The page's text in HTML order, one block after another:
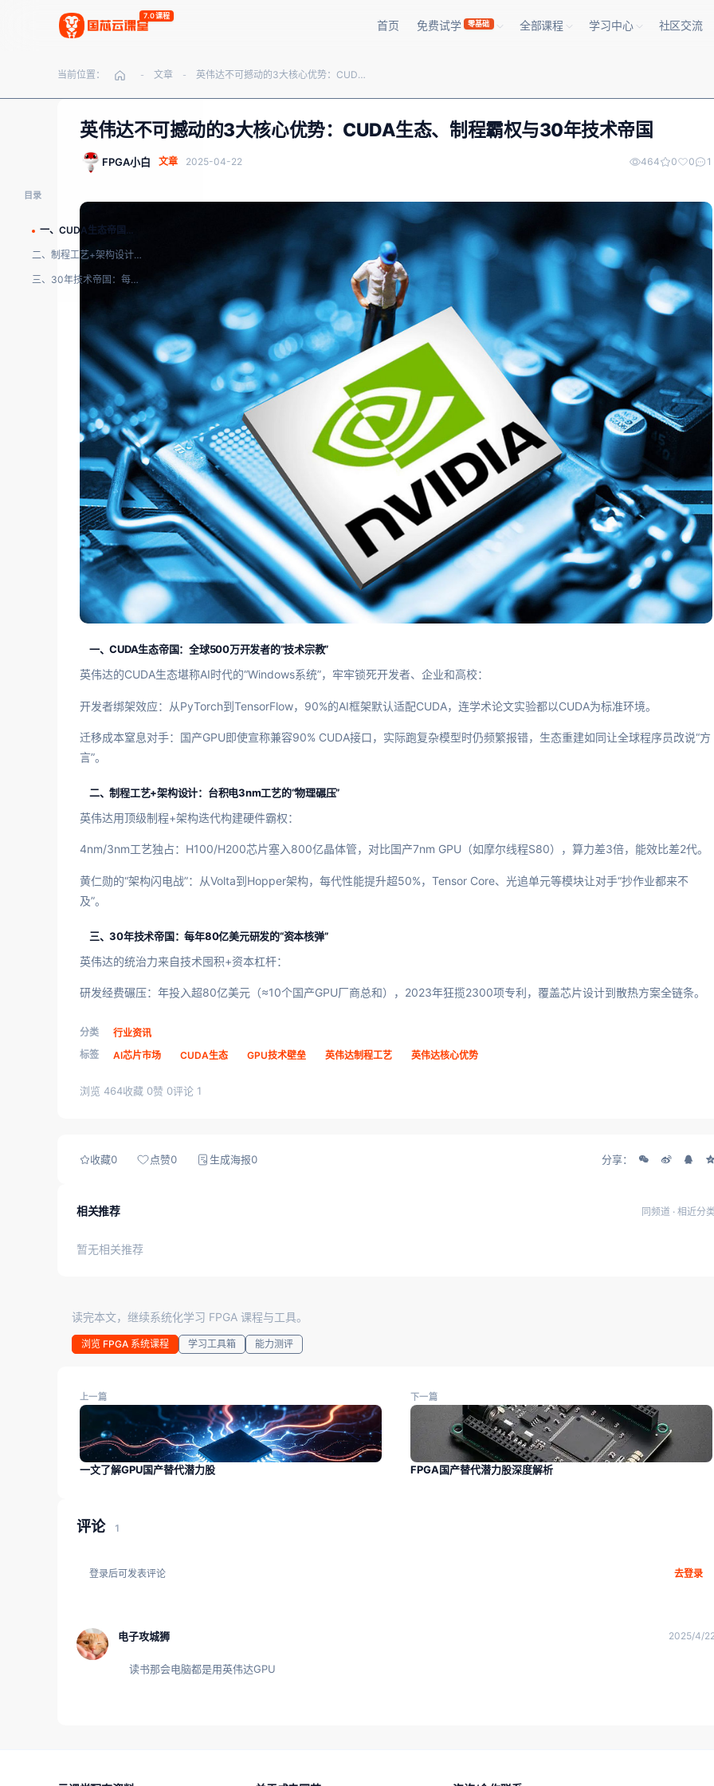
7.0课程
首页 免费试学 零基础 全部课程 学习中心 社区交流
当前位置： - 文章 - 英伟达不可撼动的3大核心优势：CUDA生态、制程霸权与30年技术帝国
英伟达不可撼动的3大核心优势：CUDA生态、制程霸权与30年技术帝国
FPGA小白 文章 2025-04-22 464 0 0 1
目录
一、CUDA生态帝国：全球500万开发者的“技术宗教”
二、制程工艺+架构设计：台积电3nm工艺的“物理碾压”
三、30年技术帝国：每年80亿美元研发的“资本核弹”
一、CUDA生态帝国：全球500万开发者的“技术宗教”
英伟达的CUDA生态堪称AI时代的“Windows系统”，牢牢锁死开发者、企业和高校：
开发者绑架效应：从PyTorch到TensorFlow，90%的AI框架默认适配CUDA，连学术论文实验都以CUDA为标准环境。
迁移成本窒息对手：国产GPU即使宣称兼容90% CUDA接口，实际跑复杂模型时仍频繁报错，生态重建如同让全球程序员改说“方
言”。
二、制程工艺+架构设计：台积电3nm工艺的“物理碾压”
英伟达用顶级制程+架构迭代构建硬件霸权：
4nm/3nm工艺独占：H100/H200芯片塞入800亿晶体管，对比国产7nm GPU（如摩尔线程S80），算力差3倍，能效比差2代。
黄仁勋的“架构闪电战”：从Volta到Hopper架构，每代性能提升超50%，Tensor Core、光追单元等模块让对手“抄作业都来不
及”。
三、30年技术帝国：每年80亿美元研发的“资本核弹”
英伟达的统治力来自技术囤积+资本杠杆：
研发经费碾压：年投入超80亿美元（≈10个国产GPU厂商总和），2023年狂揽2300项专利，覆盖芯片设计到散热方案全链条。
分类
行业资讯
标签
AI芯片市场 CUDA生态 GPU技术壁垒 英伟达制程工艺 英伟达核心优势
浏览 464收藏 0赞 0评论 1
收藏0 点赞0 生成海报0 分享：
相关推荐 同频道 · 相近分
暂无相关推荐
读完本文，继续系统化学习 FPGA 课程与工具。
浏览 FPGA 系统课程 学习工具箱 能力测评
上一篇
一文了解GPU国产替代潜力股
下一篇
FPGA国产替代潜力股深度解析
评论 1
登录后可发表评论 去登录
电子攻城狮 2025/4/
读书那会电脑都是用英伟达GPU